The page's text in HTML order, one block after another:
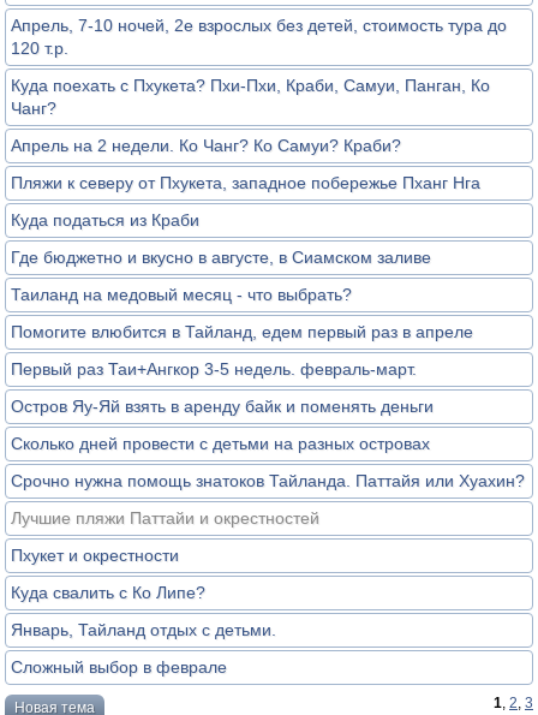
Апрель, 7-10 ночей, 2е взрослых без детей, стоимость тура до
120 т.р.
Куда поехать с Пхукета? Пхи-Пхи, Краби, Самуи, Панган, Ко
Чанг?
Апрель на 2 недели. Ко Чанг? Ко Самуи? Краби?
Пляжи к северу от Пхукета, западное побережье Пханг Нга
Куда податься из Краби
Где бюджетно и вкусно в августе, в Сиамском заливе
Таиланд на медовый месяц - что выбрать?
Помогите влюбится в Тайланд, едем первый раз в апреле
Первый раз Таи+Ангкор 3-5 недель. февраль-март.
Остров Яу-Яй взять в аренду байк и поменять деньги
Сколько дней провести с детьми на разных островах
Срочно нужна помощь знатоков Тайланда. Паттайя или Хуахин?
Лучшие пляжи Паттайи и окрестностей
Пхукет и окрестности
Куда свалить с Ко Липе?
Январь, Тайланд отдых с детьми.
Сложный выбор в феврале
Новая тема 1, 2, 3